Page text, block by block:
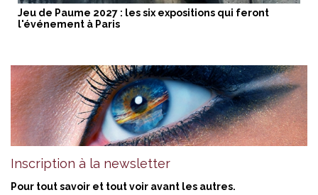
Jeu de Paume 2027 : les six expositions qui feront
l'événement à Paris
Inscription à la newsletter
Pour tout savoir et tout voir avant les autres.